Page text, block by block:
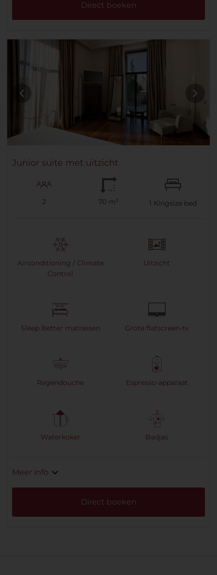
Direct boeken
Junior suite met uitzicht
2 70 m² 1 Kingsize bed
Airconditioning / Climate
Control
Uitzicht
Sleep Better matrassen Grote flatscreen-tv
Regendouche Espresso-apparaat
Waterkoker Badjas
Meer info
Direct boeken